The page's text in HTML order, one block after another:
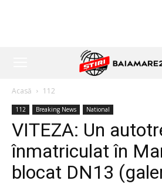
Acasă 112
112 Breaking News National
VITEZA: Un
înmatriculat în
blocat DN13